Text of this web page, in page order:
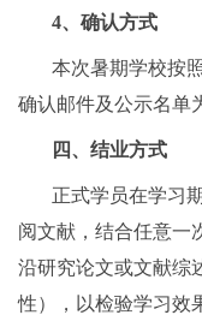
4、确认方式
本次暑期学校按
确认邮件及公示名单
四、结业方式
正式学员在学习
阅文献，结合任意一
沿研究论文或文献综
性），以检验学习效